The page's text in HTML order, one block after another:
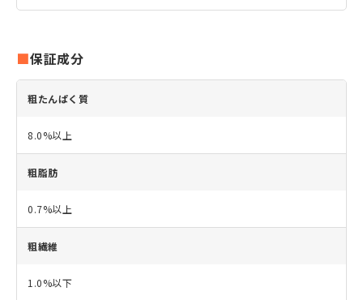
保証成分
粗たんぱく質
8.0%以上
粗脂肪
0.7%以上
粗繊維
1.0%以下